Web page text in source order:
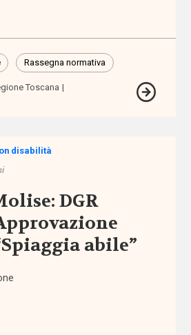
Rassegna normativa
Toscana
disabilità
DGR
abile”